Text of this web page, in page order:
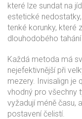
které lze sundat na
estetické
tenké korunky, které
dlouhodobého tahání
Každá metoda má
nejefektivnější při
mezery. Invisalign je
vhodný pro všechny
vyžadují méně času,
postavení čelistí.